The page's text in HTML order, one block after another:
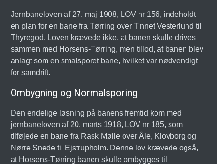
Jernbaneloven af 27. maj 1908, LOV nr 156, indeholdt
en plan for en bane fra Tørring over Tinnet Vesterlund til
Thyregod. Loven krævede ikke, at banen skulle drives
sammen med Horsens-Tørring, men tillod, at banen blev
anlagt som en smalsporet bane, hvilket var nødvendigt
for samdrift.
Ombygning og Normalsporing
Den endelige løsning på banens fremtid kom med
jernbaneloven af 20. marts 1918, LOV nr 185, som
tilføjede en bane fra Rask Mølle over Åle, Klovborg og
Nørre Snede til Ejstrupholm. Denne lov krævede også,
at Horsens-Tørring banen skulle ombygges til